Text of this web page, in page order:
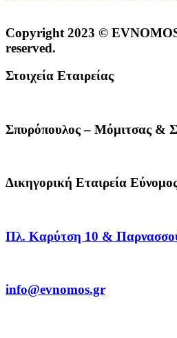
Copyright 2023 ©
reserved.
Στοιχεία Εταιρείας
Σπυρόπουλος – Μόμιτσας &
Δικηγορική Εταιρεία
Πλ. Καρύτση 10 &
info@evnomos.gr